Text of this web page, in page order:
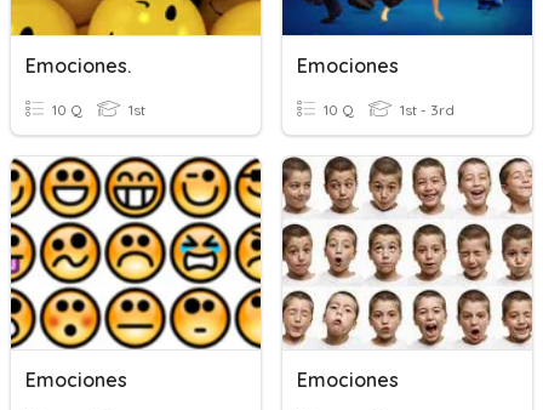
Emociones.
10 Q 1st
Emociones
10 Q 1st - 3rd
Emociones Emociones